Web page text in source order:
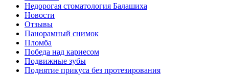
Недорогая стоматология Балашиха
Новости
Отзывы
Панорамный снимок
Пломба
Победа над кариесом
Подвижные зубы
Поднятие прикуса без протезирования